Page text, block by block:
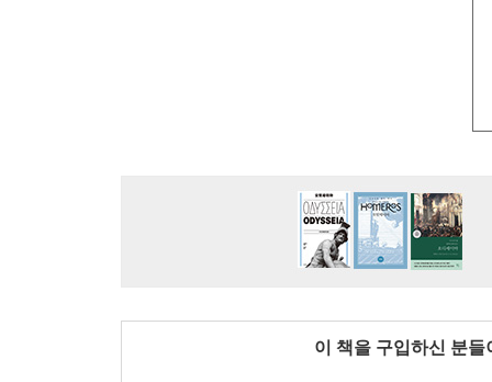
이 책을 구입하신 분